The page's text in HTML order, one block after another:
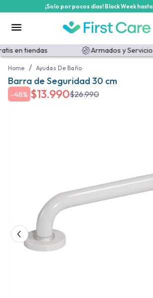
¡Solo por pocos días! Black Week
en tiendas Armados y Servicio
Home / Ayudas De Baño
Barra de Seguridad 30 cm
-48% $13.990$26.990